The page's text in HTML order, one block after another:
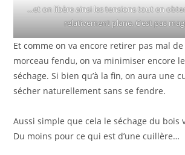
…et on libère ainsi les tensions tout en
relativement plane. C’est pas
Et comme on va encore retirer pas mal
morceau fendu, on va minimiser encore
séchage. Si bien qu’à la fin, on aura une
sécher naturellement sans se fendre.
Aussi simple que cela le séchage du bois
Du moins pour ce qui est d’une cuillère…